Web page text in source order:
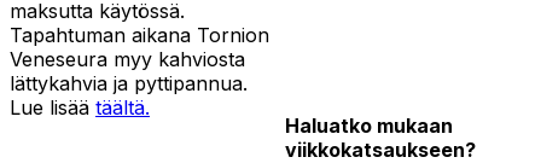
maksutta käytössä.
Tapahtuman aikana Tornion
Veneseura myy kahviosta
lättykahvia ja pyttipannua.
Lue lisää täältä.
Haluatko mukaan
viikkokatsaukseen?